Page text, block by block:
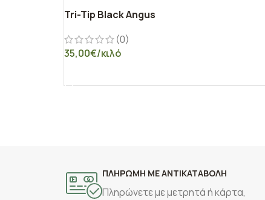
Tri-Tip Black Angus
(0)
35,00€/κιλό
ΠΛΗΡΩΜΗ ΜΕ ΑΝΤΙΚΑΤΑΒΟΛΗ
Πληρώνετε με μετρητά ή κάρτα,